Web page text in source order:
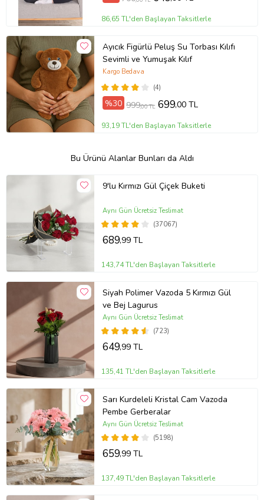
86,65 TL'den Başlayan Taksitlerle
Ayıcık Figürlü Peluş Su Torbası Kılıfı
Sevimli ve Yumuşak Kılıf
(4)
Kargo Bedava
%30 999,00 TL 699,00 TL
93,19 TL'den Başlayan Taksitlerle
Bu Ürünü Alanlar Bunları da Aldı
9'lu Kırmızı Gül Çiçek Buketi
(37067)
Aynı Gün Ücretsiz Teslimat
689,99 TL
143,74 TL'den Başlayan Taksitlerle
Siyah Polimer Vazoda 5 Kırmızı Gül
ve Bej Lagurus
(723)
Aynı Gün Ücretsiz Teslimat
649,99 TL
135,41 TL'den Başlayan Taksitlerle
Sarı Kurdeleli Kristal Cam Vazoda
Pembe Gerberalar
(5198)
Aynı Gün Ücretsiz Teslimat
659,99 TL
137,49 TL'den Başlayan Taksitlerle